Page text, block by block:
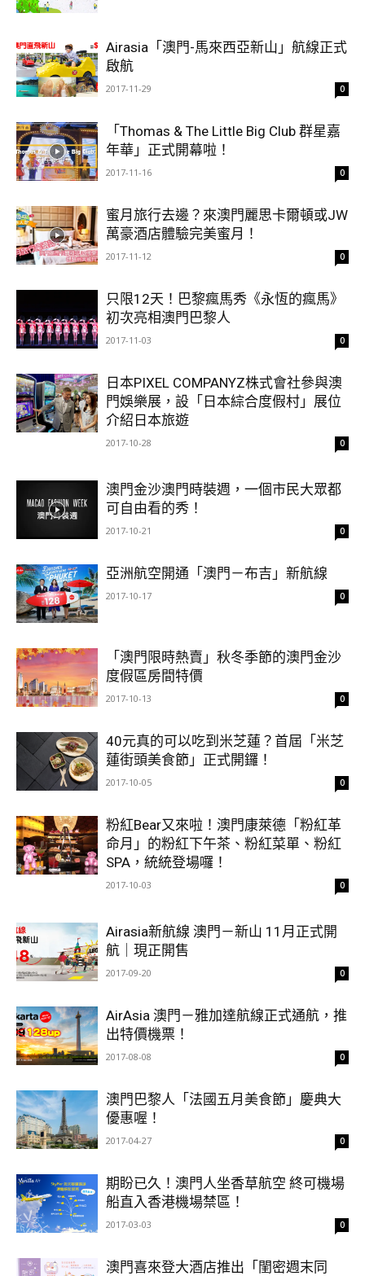
Airasia「澳門-馬來西亞新山」航線正式
啟航
2017-11-29 0
「Thomas & The Little Big Club 群星嘉
年華」正式開幕啦！
2017-11-16 0
蜜月旅行去邊？來澳門麗思卡爾頓或JW
萬豪酒店體驗完美蜜月！
2017-11-12 0
只限12天！巴黎瘋馬秀《永恆的瘋馬》
初次亮相澳門巴黎人
2017-11-03 0
日本PIXEL COMPANYZ株式會社參與澳
門娛樂展，設「日本綜合度假村」展位
介紹日本旅遊
2017-10-28 0
澳門金沙澳門時裝週，一個市民大眾都
可自由看的秀！
2017-10-21 0
亞洲航空開通「澳門－布吉」新航線
2017-10-17 0
「澳門限時熱賣」秋冬季節的澳門金沙
度假區房間特價
2017-10-13 0
40元真的可以吃到米芝蓮？首屆「米芝
蓮街頭美食節」正式開鑼！
2017-10-05 0
粉紅Bear又來啦！澳門康萊德「粉紅革
命月」的粉紅下午茶、粉紅菜單、粉紅
SPA，統統登場囉！
2017-10-03 0
Airasia新航線 澳門－新山 11月正式開
航｜現正開售
2017-09-20 0
AirAsia 澳門－雅加達航線正式通航，推
出特價機票！
2017-08-08 0
澳門巴黎人「法國五月美食節」慶典大
優惠喔！
2017-04-27 0
期盼已久！澳門人坐香草航空 終可機場
船直入香港機場禁區！
2017-03-03 0
澳門喜來登大酒店推出「閨密週末同